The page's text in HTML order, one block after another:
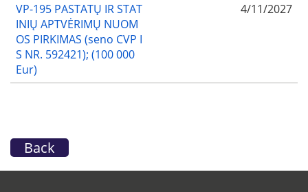
VP-195 PASTATŲ IR STAT
INIŲ APTVĖRIMŲ NUOM
OS PIRKIMAS (seno CVP I
S NR. 592421); (100 000
Eur)
4/11/2027
Back